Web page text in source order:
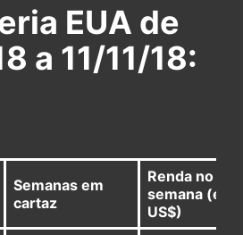
EUA de
a 11/11/18:
Semanas em
cartaz
Renda no fim
semana (em
US$)